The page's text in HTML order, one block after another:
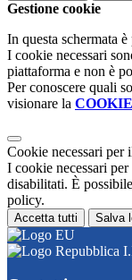
Gestione cookie
In questa schermata
I cookie necessari
piattaforma e non è
Per conoscere quali
visionare la
Cookie necessari per
I cookie necessari
disabilitati. È
policy.
Accetta tutti Salva